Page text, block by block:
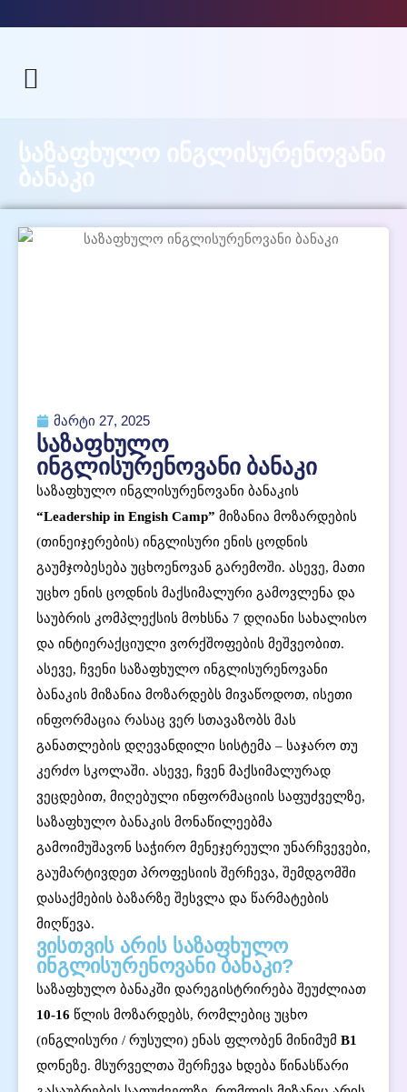
საზაფხულო ინგლისურენოვანი
ბანაკი
მარტი 27, 2025
საზაფხულო
ინგლისურენოვანი ბანაკი
საზაფხულო ინგლისურენოვანი ბანაკის
“Leadership in Engish Camp” მიზანია მოზარდების
(თინეიჯერების) ინგლისური ენის ცოდნის
გაუმჯობესება უცხოენოვან გარემოში. ასევე, მათი
უცხო ენის ცოდნის მაქსიმალური გამოვლენა და
საუბრის კომპლექსის მოხსნა 7 დღიანი სახალისო
და ინტიერაქციული ვორქშოფების მეშვეობით.
ასევე, ჩვენი საზაფხულო ინგლისურენოვანი
ბანაკის მიზანია მოზარდებს მივაწოდოთ, ისეთი
ინფორმაცია რასაც ვერ სთავაზობს მას
განათლების დღევანდილი სისტემა – საჯარო თუ
კერძო სკოლაში. ასევე, ჩვენ მაქსიმალურად
ვეცდებით, მიღებული ინფორმაციის საფუძველზე,
საზაფხულო ბანაკის მონაწილეებმა
გამოიმუშავონ საჭირო მენეჯერეული უნარჩვევები,
გაუმარტივდეთ პროფესიის შერჩევა, შემდგომში
დასაქმების ბაზარზე შესვლა და წარმატების
მიღწევა.
ვისთვის არის საზაფხულო
ინგლისურენოვანი ბანაკი?
საზაფხულო ბანაკში დარეგისტრირება შეუძლიათ
10-16 წლის მოზარდებს, რომლებიც უცხო
(ინგლისური / რუსული) ენას ფლობენ მინიმუმ B1
დონეზე. მსურველთა შერჩევა ხდება წინასწარი